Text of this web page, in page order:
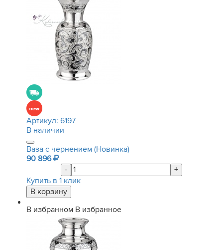
Артикул: 6197
В наличии
Ваза с чернением (Новинка)
90 896
-
+
Купить в 1 клик
В избранном В избранное